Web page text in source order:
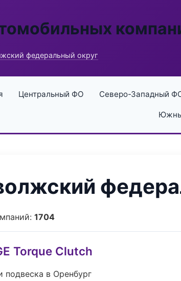
федеральный округ
Центральный ФО Северо-Западный
1704
Torque Clutch
подвеска в Оренбург